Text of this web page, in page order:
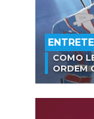
COMO
ORDEM